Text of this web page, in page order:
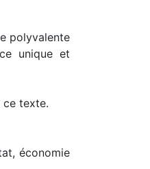
polyvalente
unique et
ce texte.
économie